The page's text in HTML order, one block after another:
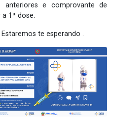
e comprovante de
1ª dose.
te esperando .